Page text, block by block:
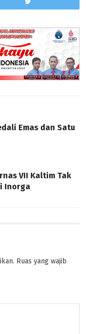
Emas dan Satu
VII Kaltim Tak
Inorga
Ruas yang wajib